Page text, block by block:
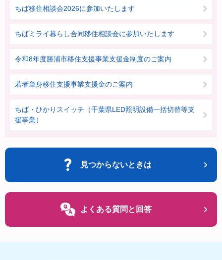
ちば移住相談会2026に参加いたします
ちばミライ暮らし合同移住相談会に参加いたします
令和8年度勝浦市移住支援事業支援金制度のご案内
若者単身移住支援事業支援金のご案内
ちば・ひかりスイッチ（千葉県LED照明設備一括切替等支
援事業）
見つからないときは
よくある質問と回答